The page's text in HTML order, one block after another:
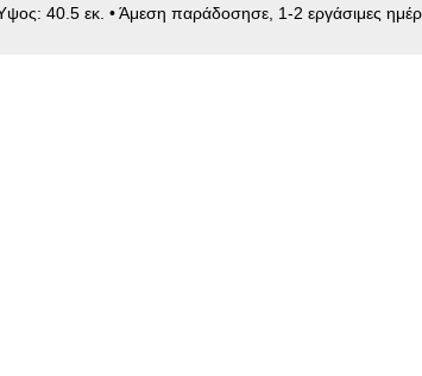
40.5 εκ. • Άμεση παράδοσησε, 1-2 εργάσιμες